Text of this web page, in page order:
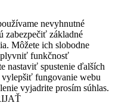
nevyhnutné
zabezpečiť základné
Môžete ich slobodne
funkčnosť
nastaviť spustenie ďalších
fungovanie webu
vyjadrite prosím súhlas.